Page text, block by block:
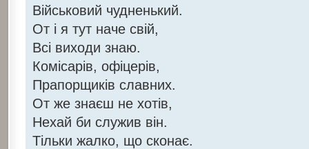
Військовий чудненький.
От і я тут наче свій,
Всі виходи знаю.
Комісарів, офіцерів,
Прапорщиків славних.
От же знаєш не хотів,
Нехай би служив він.
Тільки жалко, що сконає.